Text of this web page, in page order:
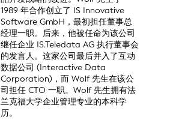
1989 年合作创立了 IS Innovative
Software GmbH，最初担任董事总
经理一职。后来，他被任命为该公司
继任企业 IS.Teledata AG 执行董事会
的发言人。这家公司最后并入了互动
数据公司 (Interactive Data
Corporation)，而 Wolf 先生在该公
司担任 CTO 一职。Wolf 先生拥有法
兰克福大学企业管理专业的本科学
历。